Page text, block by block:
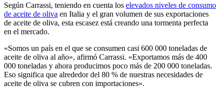
Según Carrassi, teniendo en cuenta los elevados niveles de consumo
de aceite de oliva en Italia y el gran volumen de sus exportaciones
de aceite de oliva, esta escasez está creando una tormenta perfecta
en el mercado.
«Somos un país en el que se consumen casi 600 000 toneladas de
aceite de oliva al año», afirmó Carrassi. «Exportamos más de 400
000 toneladas y ahora producimos poco más de 200 000 toneladas.
Eso significa que alrededor del 80 % de nuestras necesidades de
aceite de oliva se cubren con importaciones».